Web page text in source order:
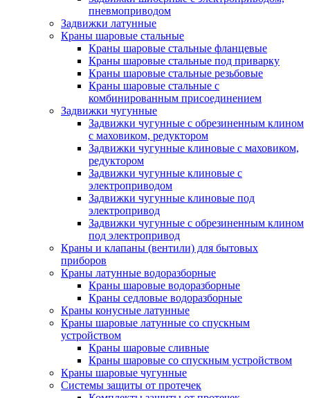
пневмоприводом
Задвижки латунные
Краны шаровые стальные
Краны шаровые стальные фланцевые
Краны шаровые стальные под приварку
Краны шаровые стальные резьбовые
Краны шаровые стальные с
комбинированным присоединением
Задвижки чугунные
Задвижки чугунные с обрезиненным клином
с маховиком, редуктором
Задвижки чугунные клиновые с маховиком,
редуктором
Задвижки чугунные клиновые с
электроприводом
Задвижки чугунные клиновые под
электропривод
Задвижки чугунные с обрезиненным клином
под электропривод
Краны и клапаны (вентили) для бытовых
приборов
Краны латунные водоразборные
Краны шаровые водоразборные
Краны седловые водоразборные
Краны конусные латунные
Краны шаровые латунные со спускным
устройством
Краны шаровые сливные
Краны шаровые со спускным устройством
Краны шаровые чугунные
Системы защиты от протечек